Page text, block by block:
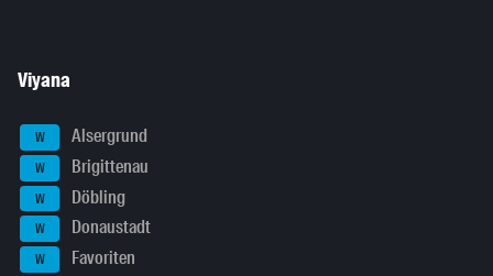
Viyana
W Alsergrund
W Brigittenau
W Döbling
W Donaustadt
W Favoriten